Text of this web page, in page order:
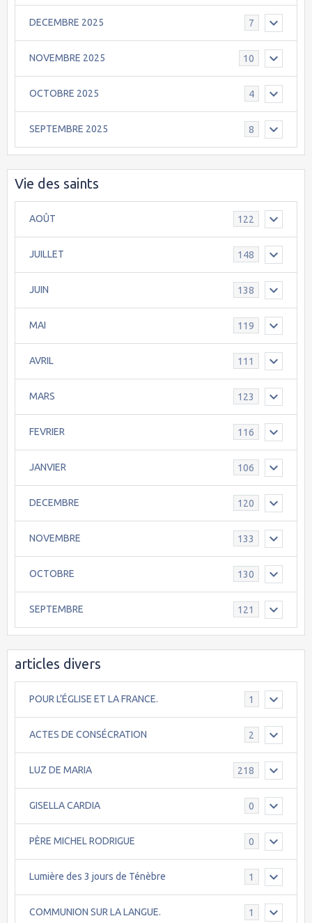
DECEMBRE 2025 7
NOVEMBRE 2025 10
OCTOBRE 2025 4
SEPTEMBRE 2025 8
Vie des saints
AOÛT 122
JUILLET 148
JUIN 138
MAI 119
AVRIL 111
MARS 123
FEVRIER 116
JANVIER 106
DECEMBRE 120
NOVEMBRE 133
OCTOBRE 130
SEPTEMBRE 121
articles divers
POUR L’ÉGLISE ET LA FRANCE. 1
ACTES DE CONSÉCRATION 2
LUZ DE MARIA 218
GISELLA CARDIA 0
PÈRE MICHEL RODRIGUE 0
Lumière des 3 jours de Ténèbre 1
COMMUNION SUR LA LANGUE. 1